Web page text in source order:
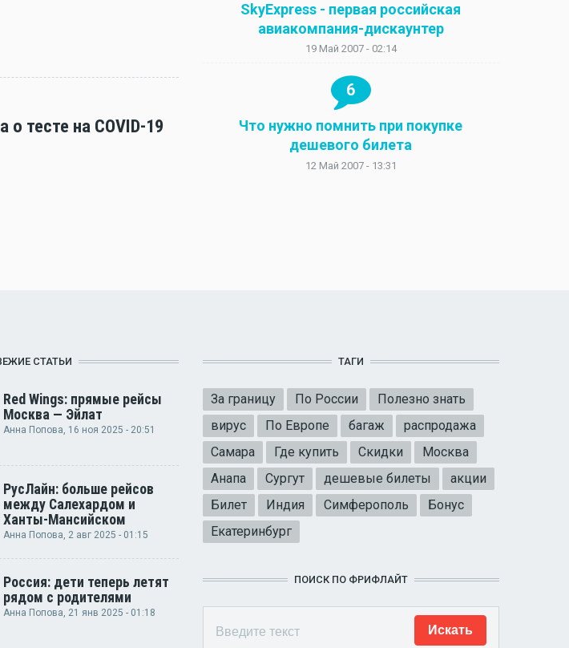
тесте на COVID-19
SkyExpress - первая российская
авиакомпания-дискаунтер
19 Май 2007 - 02:14
6
Что нужно помнить при покупке
дешевого билета
12 Май 2007 - 13:31
СТАТЬИ
Red Wings: прямые рейсы
Москва — Эйлат
Анна Попова, 16 ноя 2025 - 20:51
РусЛайн: больше рейсов
между Салехардом и
Ханты-Мансийском
Анна Попова, 2 авг 2025 - 01:15
Россия: дети теперь летят
рядом с родителями
Анна Попова, 21 янв 2025 - 01:18
ТАГИ
За границу По России
Полезно знать
вирус
По Европе багаж
распродажа
Самара
Где купить Скидки
Москва
Анапа
Сургут дешевые билеты
акции
Билет
Индия Симферополь
Бонус
Екатеринбург
ПОИСК ПО ФРИФЛАЙТ